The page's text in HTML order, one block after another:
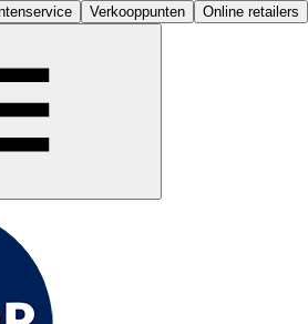
Verkooppunten Online retailers